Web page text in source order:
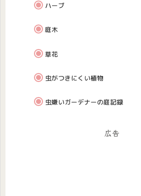
ハーブ
庭木
草花
虫がつきにくい植物
虫嫌いガーデナーの庭記録
広告